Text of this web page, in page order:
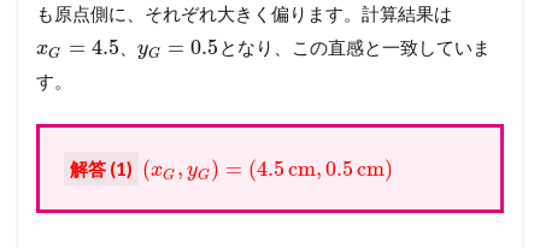
も原点側に、それぞれ大きく偏ります。計算結果は
xG = 4.5 、yG = 0.5 となり、この直感と一致していま
す。
解答 (1) (xG , yG ) = (4.5cm,0.5cm)